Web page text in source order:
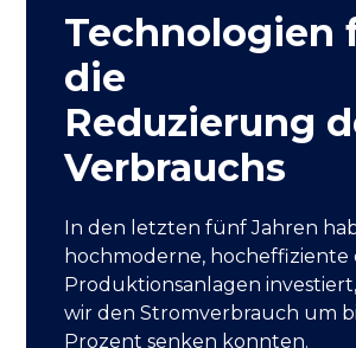
Technologien
die
Reduzierung
Verbrauchs
In den letzten fünf Jahren
hochmoderne, hocheffiziente
Produktionsanlagen
wir den Stromverbrauch um
Prozent senken konnten.